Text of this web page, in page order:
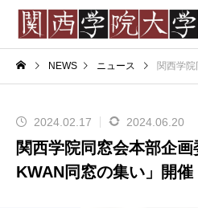
NEWS ニュース 関西学院同窓
2024.02.17 2024.06.20
関西学院同窓会本部企
KWAN同窓の集い」開催